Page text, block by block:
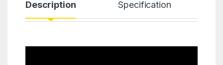
Description Specification